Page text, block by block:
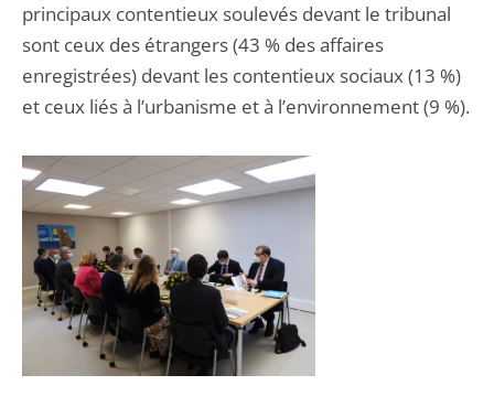
principaux contentieux soulevés devant le tribunal
sont ceux des étrangers (43 % des affaires
enregistrées) devant les contentieux sociaux (13 %)
et ceux liés à l’urbanisme et à l’environnement (9 %).